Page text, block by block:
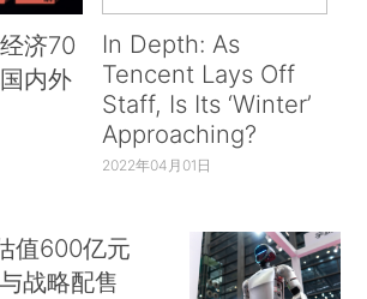
济70
内外
In Depth: As
Tencent Lays Off
Staff, Is Its ‘Winter’
Approaching?
2022年04月01日
值600亿元
战略配售